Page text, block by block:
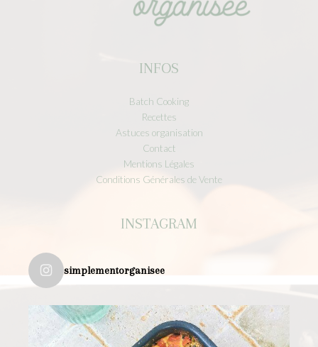
INFOS
Batch Cooking
Recettes
Astuces organisation
Contact
Mentions Légales
Conditions Générales de Vente
INSTAGRAM
simplementorganisee